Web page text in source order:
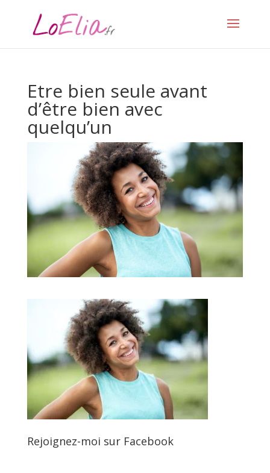
Etre bien seule avant
d’être bien avec
quelqu’un
Rejoignez-moi sur Facebook